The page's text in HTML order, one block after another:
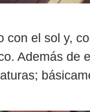
con el sol y,
Además de